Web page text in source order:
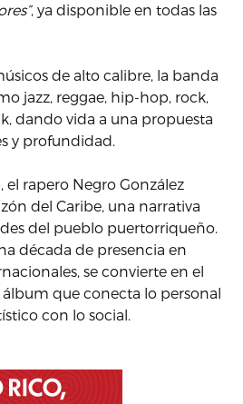
, ya disponible en todas las
de alto calibre, la banda
jazz, reggae, hip-hop, rock,
dando vida a una propuesta
y profundidad.
rapero Negro González
del Caribe, una narrativa
del pueblo puertorriqueño.
década de presencia en
se convierte en el
que conecta lo personal
con lo social.